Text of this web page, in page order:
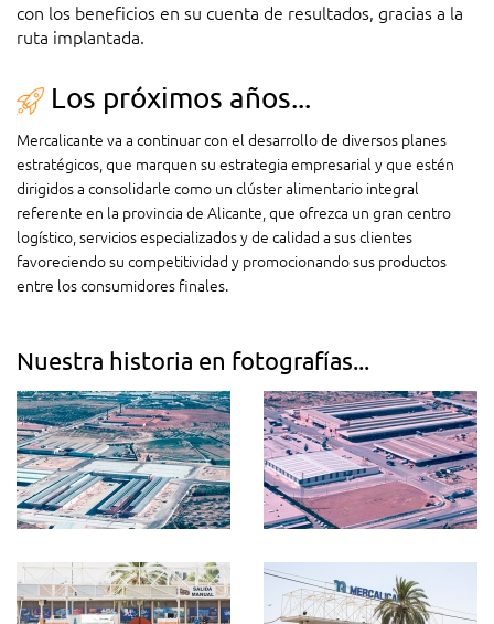
con los beneficios en su cuenta de resultados, gracias a la
ruta implantada.
Los próximos años...
Mercalicante va a continuar con el desarrollo de diversos planes
estratégicos, que marquen su estrategia empresarial y que estén
dirigidos a consolidarle como un clúster alimentario integral
referente en la provincia de Alicante, que ofrezca un gran centro
logístico, servicios especializados y de calidad a sus clientes
favoreciendo su competitividad y promocionando sus productos
entre los consumidores finales.
Nuestra historia en fotografías...